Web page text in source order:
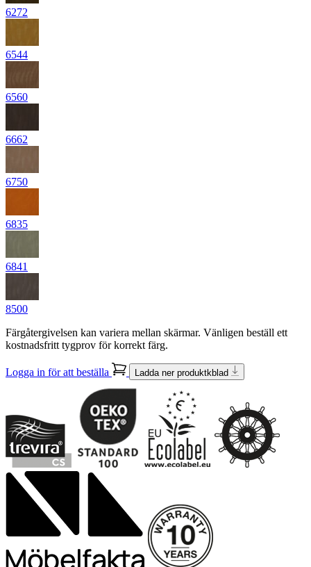
6272
6544
6560
6662
6750
6835
6841
8500
Färgåtergivelsen kan variera mellan skärmar. Vänligen beställ ett
kostnadsfritt tygprov för korrekt färg.
Logga in för att beställa Ladda ner produktkblad